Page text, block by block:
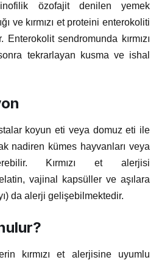
özofajit denilen yemek
ve kırmızı et proteini enterokoliti
sendromunda kırmızı
tekrarlayan kusma ve ishal
koyun eti veya domuz eti ile
nadiren kümes hayvanları veya
Kırmızı et alerjisi
vajinal kapsüller ve aşılara
da alerji gelişebilmektedir.
kırmızı et alerjisine uyumlu